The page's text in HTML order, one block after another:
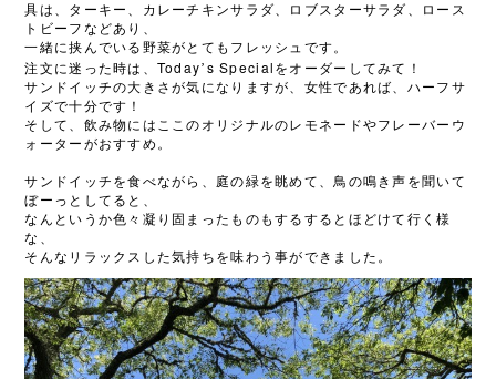
具は、ターキー、カレーチキンサラダ、ロブスターサラダ、ロース
トビーフなどあり、
一緒に挟んでいる野菜がとてもフレッシュです。
注文に迷った時は、 Today’ s Special をオーダーしてみて！
サンドイッチの大きさが気になりますが、女性であれば、ハーフサ
イズで十分です！
そして、飲み物にはここのオリジナルのレモネードやフレーバーウ
ォーターがおすすめ。
サンドイッチを食べながら、庭の緑を眺めて、鳥の鳴き声を聞いて
ぼーっとしてると、
なんというか色々凝り固まったものもするするとほどけて行く様
な、
そんなリラックスした気持ちを味わう事ができました。